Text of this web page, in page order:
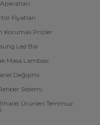
Aparatları
Fiyatları
Korumalı Prizler
Led Bar
Masa Lambası
Değişimi
Sistemi
İthalat Ürünleri Temmuz